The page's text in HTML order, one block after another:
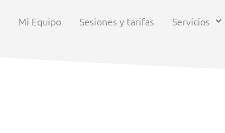
Mi Equipo Sesiones y tarifas Servicios